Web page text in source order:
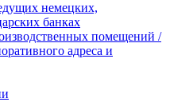
немецких,
банках
помещений /
адреса и